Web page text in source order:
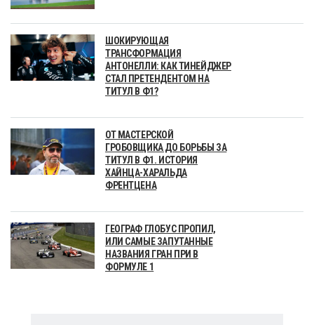
ШОКИРУЮЩАЯ
ТРАНСФОРМАЦИЯ
АНТОНЕЛЛИ: КАК ТИНЕЙДЖЕР
СТАЛ ПРЕТЕНДЕНТОМ НА
ТИТУЛ В Ф1?
ОТ МАСТЕРСКОЙ
ГРОБОВЩИКА ДО БОРЬБЫ ЗА
ТИТУЛ В Ф1. ИСТОРИЯ
ХАЙНЦА-ХАРАЛЬДА
ФРЕНТЦЕНА
ГЕОГРАФ ГЛОБУС ПРОПИЛ,
ИЛИ САМЫЕ ЗАПУТАННЫЕ
НАЗВАНИЯ ГРАН ПРИ В
ФОРМУЛЕ 1